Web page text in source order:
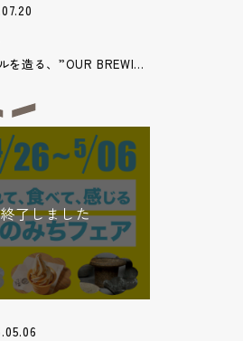
を造る、”OUR BREWI...
了しました